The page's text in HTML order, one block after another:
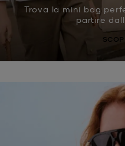
Trova la mini bag
partire